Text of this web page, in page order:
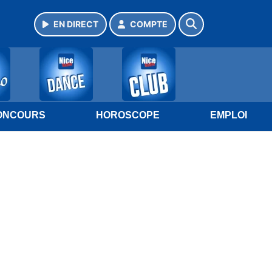
EN DIRECT COMPTE
HOROSCOPE EMPLOI